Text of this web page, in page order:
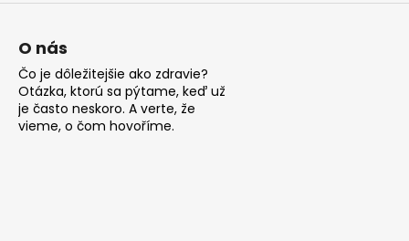
O nás
Čo je dôležitejšie ako zdravie?
Otázka, ktorú sa pýtame, keď už
je často neskoro. A verte, že
vieme, o čom hovoříme.